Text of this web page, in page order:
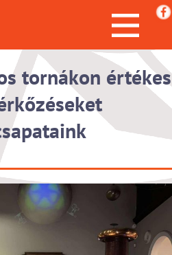
tornákon értékes